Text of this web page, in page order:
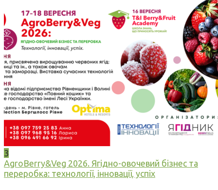
3
AgroBerry&Veg 2026. Ягідно-овочевий бізнес та
переробка: технології, інновації, успіх